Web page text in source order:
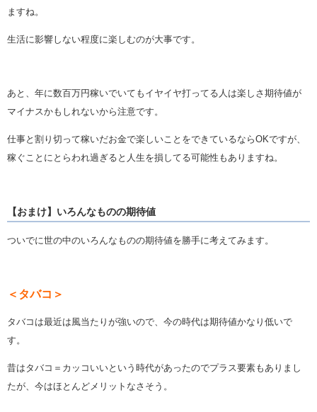
ますね。
生活に影響しない程度に楽しむのが大事です。
あと、年に数百万円稼いでいてもイヤイヤ打ってる人は楽しさ期待値が
マイナスかもしれないから注意です。
仕事と割り切って稼いだお金で楽しいことをできているならOKですが、
稼ぐことにとらわれ過ぎると人生を損してる可能性もありますね。
【おまけ】いろんなものの期待値
ついでに世の中のいろんなものの期待値を勝手に考えてみます。
＜タバコ＞
タバコは最近は風当たりが強いので、今の時代は期待値かなり低いで
す。
昔はタバコ＝カッコいいという時代があったのでプラス要素もありまし
たが、今はほとんどメリットなさそう。